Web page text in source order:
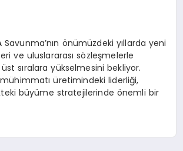
Savunma’nın önümüzdeki yıllarda yeni
ve uluslararası sözleşmelerle
sıralara yükselmesini bekliyor.
üretimindeki liderliği,
büyüme stratejilerinde önemli bir